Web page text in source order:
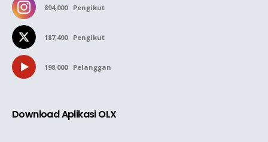
894,000 Pengikut
187,400 Pengikut
198,000 Pelanggan
Download Aplikasi OLX